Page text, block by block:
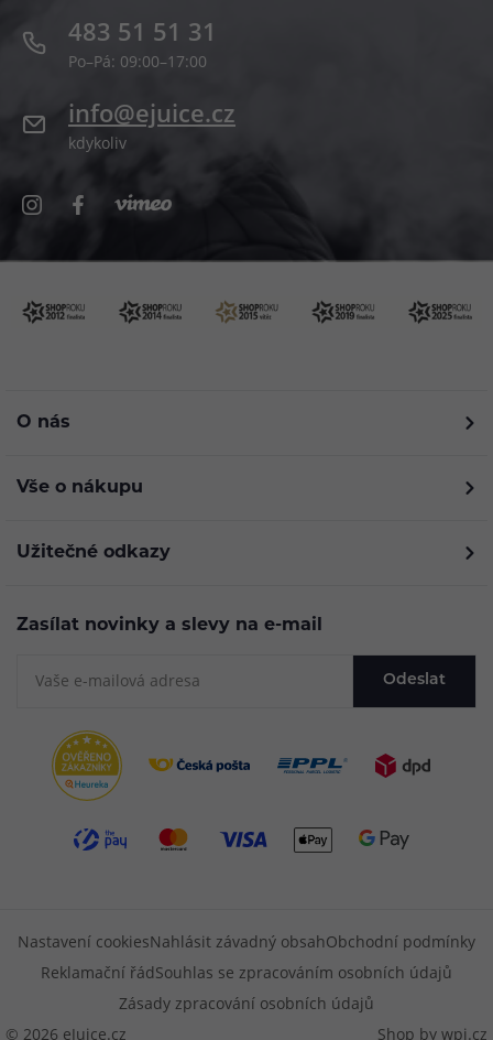
483 51 51 31
Po–Pá: 09:00–17:00
info@ejuice.cz
kdykoliv
O nás
Vše o nákupu
Užitečné odkazy
Zasílat novinky a slevy na e-mail
Odeslat
© 2026 eJuice.cz
Nastavení cookiesNahlásit závadný obsahObchodní podmínky
Reklamační řádSouhlas se zpracováním osobních údajů
Zásady zpracování osobních údajů
Shop by wpj.cz